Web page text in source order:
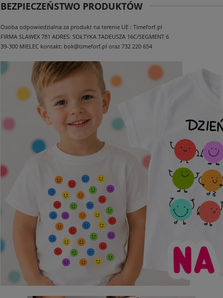
BEZPIECZEŃSTWO PRODUKTÓW
Osoba odpowiedzialna za produkt na terenie UE : Timeforf.pl
FIRMA SLAWEX 781 ADRES: SOŁTYKA TADEUSZA 16C/SEGMENT 6
39-300 MIELEC kontakt: bok@timeforf.pl oraz 732 220 654